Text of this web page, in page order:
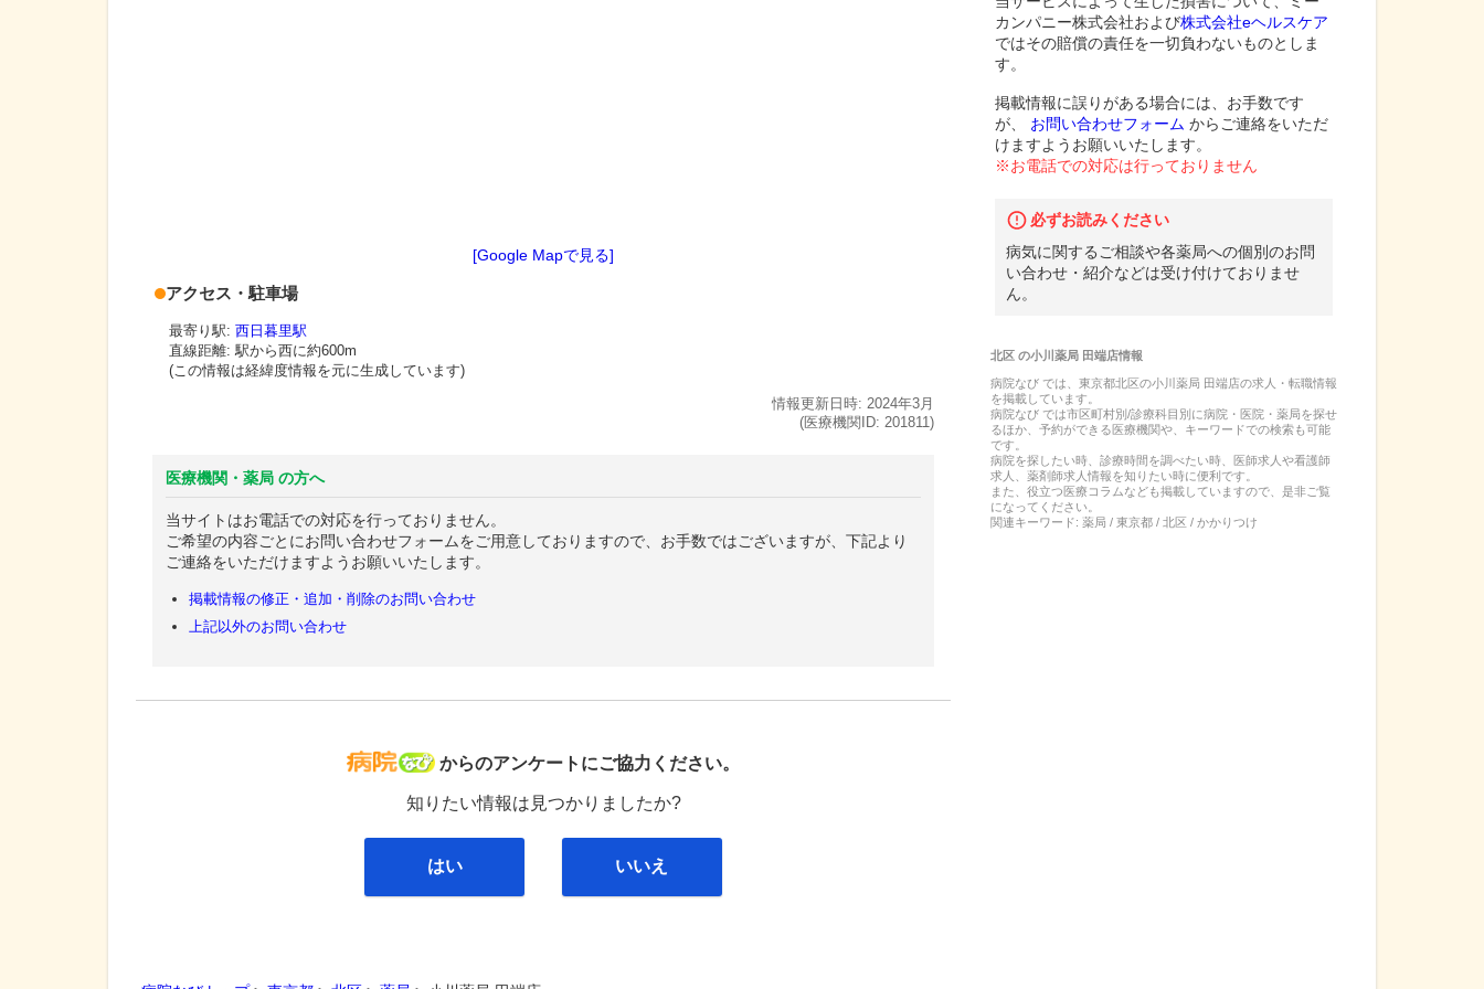
[Google Mapで見る]
アクセス・駐車場
最寄り駅: 西日暮里駅
直線距離: 駅から西に約600m
(この情報は経緯度情報を元に生成しています)
情報更新日時: 2024年3月
(医療機関ID: 201811)
医療機関・薬局 の方へ
当サイトはお電話での対応を行っておりません。
ご希望の内容ごとにお問い合わせフォームをご用意しておりますので、お手数ではございますが、下記より
ご連絡をいただけますようお願いいたします。
掲載情報の修正・追加・削除のお問い合わせ
上記以外のお問い合わせ
病院なび
からのアンケートにご協力ください。
知りたい情報は見つかりましたか?
はい いいえ
カンパニー株式会社および株式会社eヘルスケア
ではその賠償の責任を一切負わないものとしま
す。
掲載情報に誤りがある場合には、お手数です
が、
お問い合わせフォーム からご連絡をいただ
けますようお願いいたします。
※お電話での対応は行っておりません
必ずお読みください
病気に関するご相談や各薬局への個別のお問
い合わせ・紹介などは受け付けておりませ
ん。
北区の小川薬局 田端店情報
病院なび では、 東京都北区の小川薬局 田端店の求人・転職情報
を掲載しています。
病院なび では市区町村別/診療科目別に病院・医院・薬局を探せ
るほか、予約ができる医療機関や、キーワードでの検索も可能
です。
病院を探したい時、診療時間を調べたい時、医師求人や看護師
求人、薬剤師求人情報を知りたい時に便利です。
また、役立つ医療コラムなども掲載していますので、是非ご覧
になってください。
関連キーワード: 薬局 / 東京都 / 北区 / かかりつけ